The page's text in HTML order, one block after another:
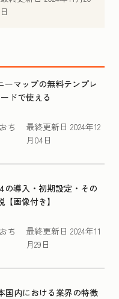
日
ーマップの無料テンプレ
ドで使える
ち
最終更新日 2024年12
月04日
の導入・初期設定・その
画像付き】
ち
最終更新日 2024年11
月29日
国内における業界の特徴